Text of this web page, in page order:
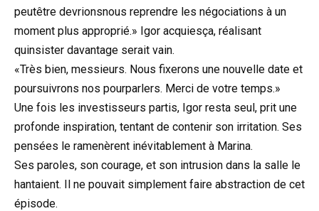
peutêtre devrionsnous reprendre les négociations à un
moment plus approprié.» Igor acquiesça, réalisant
quinsister davantage serait vain.
«Très bien, messieurs. Nous fixerons une nouvelle date et
poursuivrons nos pourparlers. Merci de votre temps.»
Une fois les investisseurs partis, Igor resta seul, prit une
profonde inspiration, tentant de contenir son irritation. Ses
pensées le ramenèrent inévitablement à Marina.
Ses paroles, son courage, et son intrusion dans la salle le
hantaient. Il ne pouvait simplement faire abstraction de cet
épisode.